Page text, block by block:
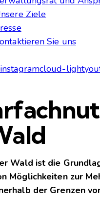
Ziele
Sie uns
instagramcloud-light
Wald ist die
Möglichkeiten zur
der Grenzen